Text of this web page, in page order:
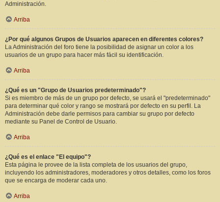
Administración.
Arriba
¿Por qué algunos Grupos de Usuarios aparecen en diferentes colores?
La Administración del foro tiene la posibilidad de asignar un color a los
usuarios de un grupo para hacer más fácil su identificación.
Arriba
¿Qué es un "Grupo de Usuarios predeterminado"?
Si es miembro de más de un grupo por defecto, se usará el "predeterminado"
para determinar qué color y rango se mostrará por defecto en su perfil. La
Administración debe darle permisos para cambiar su grupo por defecto
mediante su Panel de Control de Usuario.
Arriba
¿Qué es el enlace "El equipo"?
Esta página le provee de la lista completa de los usuarios del grupo,
incluyendo los administradores, moderadores y otros detalles, como los foros
que se encarga de moderar cada uno.
Arriba